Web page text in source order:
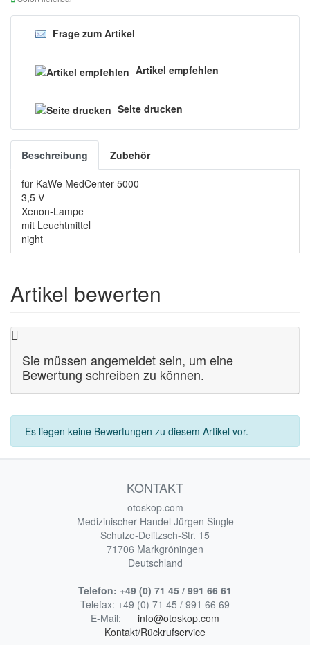
Frage zum Artikel
Artikel empfehlen
Seite drucken
Beschreibung Zubehör
für KaWe MedCenter 5000
3,5 V
Xenon-Lampe
mit Leuchtmittel
night
Artikel bewerten
Sie müssen angemeldet sein, um eine
Bewertung schreiben zu können.
Es liegen keine Bewertungen zu diesem Artikel vor.
KONTAKT
otoskop.com
Medizinischer Handel Jürgen Single
Schulze-Delitzsch-Str. 15
71706 Markgröningen
Deutschland
Telefon: +49 (0) 71 45 / 991 66 61
Telefax: +49 (0) 71 45 / 991 66 69
E-Mail:
info@otoskop.com
Kontakt/Rückrufservice